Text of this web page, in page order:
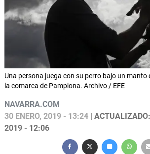
Una persona juega con su perro bajo un manto
la comarca de Pamplona. Archivo / EFE
NAVARRA.COM
30 ENERO, 2019 - 13:24 |
2019 - 12:06